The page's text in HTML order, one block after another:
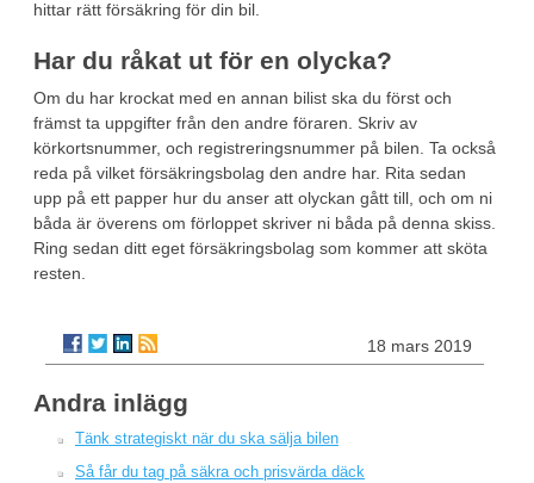
hittar rätt försäkring för din bil.
Har du råkat ut för en olycka?
Om du har krockat med en annan bilist ska du först och
främst ta uppgifter från den andre föraren. Skriv av
körkortsnummer, och registreringsnummer på bilen. Ta också
reda på vilket försäkringsbolag den andre har. Rita sedan
upp på ett papper hur du anser att olyckan gått till, och om ni
båda är överens om förloppet skriver ni båda på denna skiss.
Ring sedan ditt eget försäkringsbolag som kommer att sköta
resten.
18 mars 2019
Andra inlägg
Tänk strategiskt när du ska sälja bilen
Så får du tag på säkra och prisvärda däck